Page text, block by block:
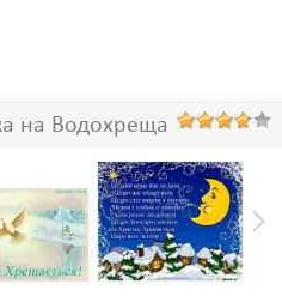
на Водохреща